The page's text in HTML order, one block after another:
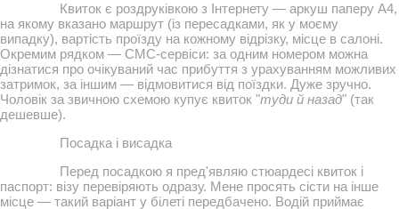
Квиток є роздруківкою з Інтернету — аркуш паперу А4,
на якому вказано маршрут (із пересадками, як у моєму
випадку), вартість проїзду на кожному відрізку, місце в салоні.
Окремим рядком — СМС-сервіси: за одним номером можна
дізнатися про очікуваний час прибуття з урахуванням можливих
затримок, за іншим — відмовитися від поїздки. Дуже зручно.
Чоловік за звичною схемою купує квиток "туди й назад" (так
дешевше).
Посадка і висадка
Перед посадкою я пред'являю стюардесі квиток і
паспорт: візу перевіряють одразу. Мене просять сісти на інше
місце — такий варіант у білеті передбачено. Водій приймає